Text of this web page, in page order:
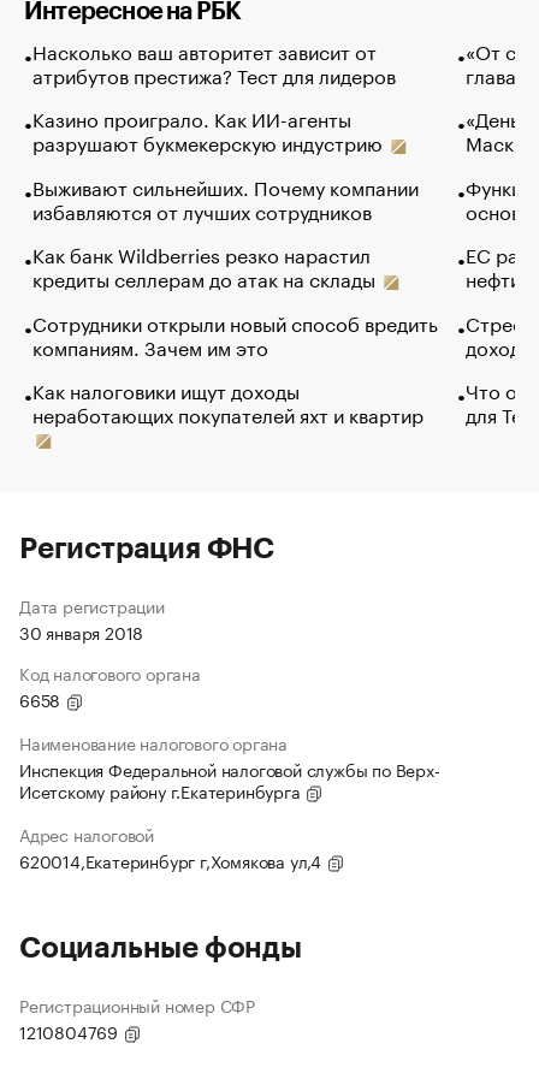
Интересное на РБК
Насколько ваш авторитет зависит от
атрибутов престижа? Тест для лидеров
Казино проиграло. Как ИИ-агенты
разрушают букмекерскую индустрию
Выживают сильнейших. Почему компании
избавляются от лучших сотрудников
Как банк Wildberries резко нарастил
кредиты селлерам до атак на склады
Сотрудники открыли новый способ вредить
компаниям. Зачем им это
Как налоговики ищут доходы
неработающих покупателей яхт и квартир
«От
глава
Маск в
основ
ЕС
нефти
Что
для
Регистрация ФНС
Дата регистрации
30 января 2018
Код налогового органа
6658
Наименование налогового органа
Инспекция Федеральной налоговой службы по Верх-
Исетскому району г.Екатеринбурга
Адрес налоговой
620014,Екатеринбург г,Хомякова ул,4
Социальные фонды
Регистрационный номер СФР
1210804769